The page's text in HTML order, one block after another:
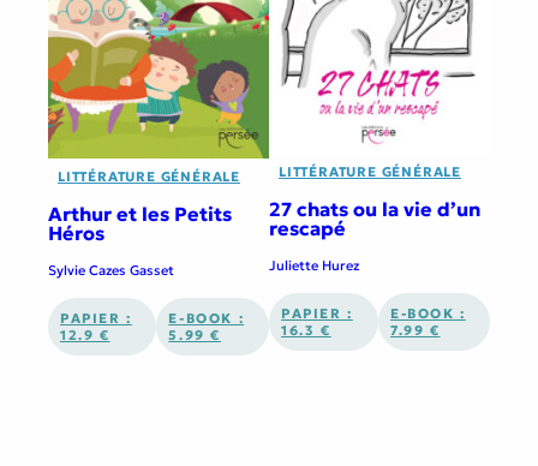
LITTÉRATURE GÉNÉRALE
Arthur et les Petits
Héros
Sylvie Cazes Gasset
PAPIER :
12.9 €
E-BOOK :
5.99 €
LITTÉRATURE GÉNÉRALE
27 chats ou la vie d’un
rescapé
Juliette Hurez
PAPIER :
16.3 €
E-BOOK :
7.99 €